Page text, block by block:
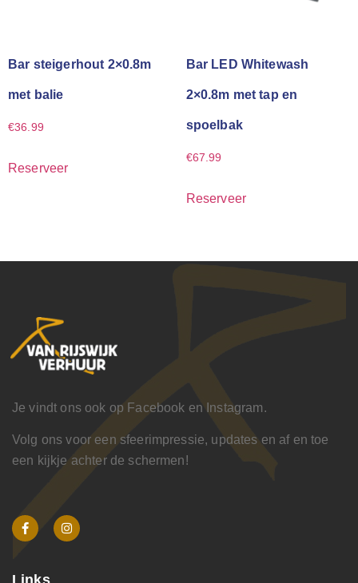
Bar steigerhout 2×0.8m
met balie
€36.99
Reserveer
Bar LED Whitewash
2×0.8m met tap en
spoelbak
€67.99
Reserveer
Je vindt ons ook op Facebook en Instagram.
Volg ons voor een sfeerimpressie, updates en af en toe
een kijkje achter de schermen!
Links